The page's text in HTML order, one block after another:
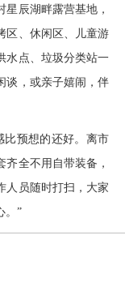
辰湖畔露营基地，
区、休闲区、儿童游
水点、垃圾分类站一
谈，或亲子嬉闹，伴
预想的还好。离市
齐全不用自带装备，
人员随时打扫，大家
。”